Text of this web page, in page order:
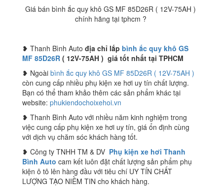
Giá bán bình ắc quy khô GS MF 85D26R ( 12V-75AH )
chính hãng tại tphcm ?
❥ Thanh Bình Auto địa chỉ lắp bình ắc quy khô GS
MF 85D26R ( 12V-75AH ) giá tốt nhất tại TPHCM
❥ Ngoài bình ắc quy khô GS MF 85D26R ( 12V-75AH )
còn cung cấp nhiều phụ kiện xe hơi uy tín chất lượng.
Bạn có thể tham khảo thêm các sản phẩm khác tại
website: phukiendochoixehoi.vn
❥ Thanh Bình Auto với nhiều năm kinh nghiệm trong
việc cung cấp phụ kiện xe hơi uy tín, giá ổn định cùng
với dịch vụ chăm sóc khách hàng tốt.
❥ Công ty TNHH TM & DV Phụ kiện xe hơi Thanh
Bình Auto cam kết luôn đặt chất lượng sản phẩm phụ
kiện ô tô lên hàng đầu với tiêu chí UY TÍN CHẤT
LƯỢNG TẠO NIỀM TIN cho khách hàng.